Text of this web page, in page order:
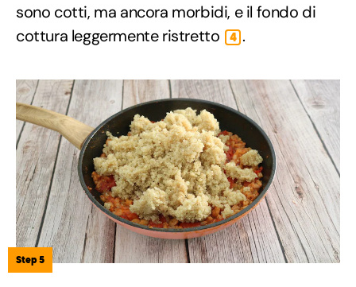
sono cotti, ma ancora morbidi, e il fondo di
cottura leggermente ristretto
4 .
Step 5